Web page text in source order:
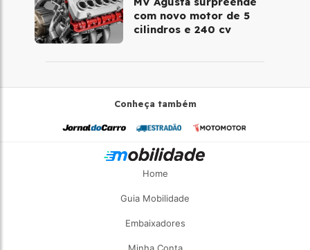
com novo motor de 5
cilindros e 240 cv
Conheça também
Home
Guia Mobilidade
Embaixadores